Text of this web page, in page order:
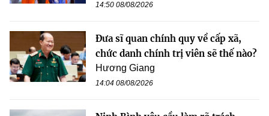
14:50 08/08/2026
Đưa sĩ quan chính quy về cấp xã,
chức danh chính trị viên sẽ thế nào?
Hương Giang
14:04 08/08/2026